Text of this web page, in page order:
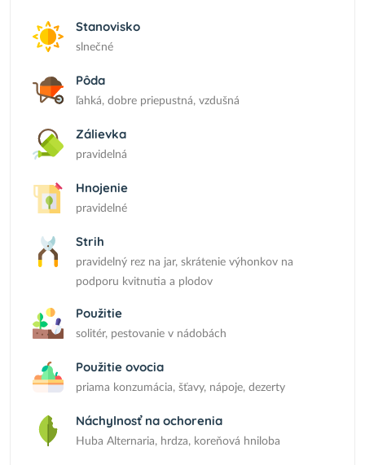
Stanovisko
slnečné
Pôda
ľahká, dobre priepustná, vzdušná
Zálievka
pravidelná
Hnojenie
pravidelné
Strih
pravidelný rez na jar, skrátenie výhonkov na
podporu kvitnutia a plodov
Použitie
solitér, pestovanie v nádobách
Použitie ovocia
priama konzumácia, šťavy, nápoje, dezerty
Náchylnosť na ochorenia
Huba Alternaria, hrdza, koreňová hniloba